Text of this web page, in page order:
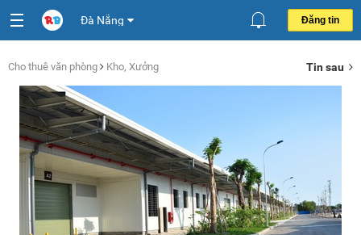
Đà Nẵng Đăng tin
Cho thuê văn phòng Kho, Xưởng Tin sau